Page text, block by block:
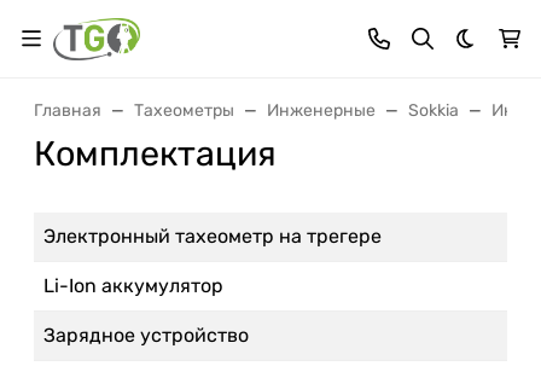
Темная
Главная Тахеометры Инженерные Sokkia
Комплектация
Электронный тахеометр на трегере
Li-Ion аккумулятор
Зарядное устройство